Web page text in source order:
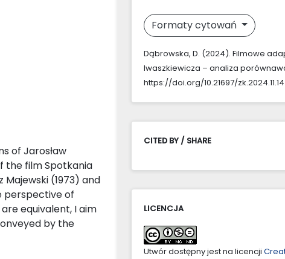
of Jarosław
the film Spotkania
Majewski (1973) and
perspective of
equivalent, I aim
by the
Formaty cytowań
Dąbrowska, D. (2024). Filmowe
Iwaszkiewicza – analiza
https://doi.org/10.21697/zk.2024.11.14
CITED BY / SHARE
LICENCJA
Utwór dostępny jest na licencji